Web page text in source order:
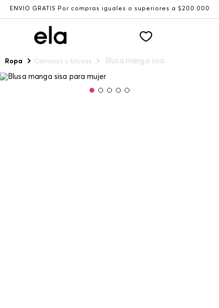
ENVÍO GRATIS Por compras iguales o superiores a $200.000
Ropa Camisas y blusas Blusa manga sisa para mujer